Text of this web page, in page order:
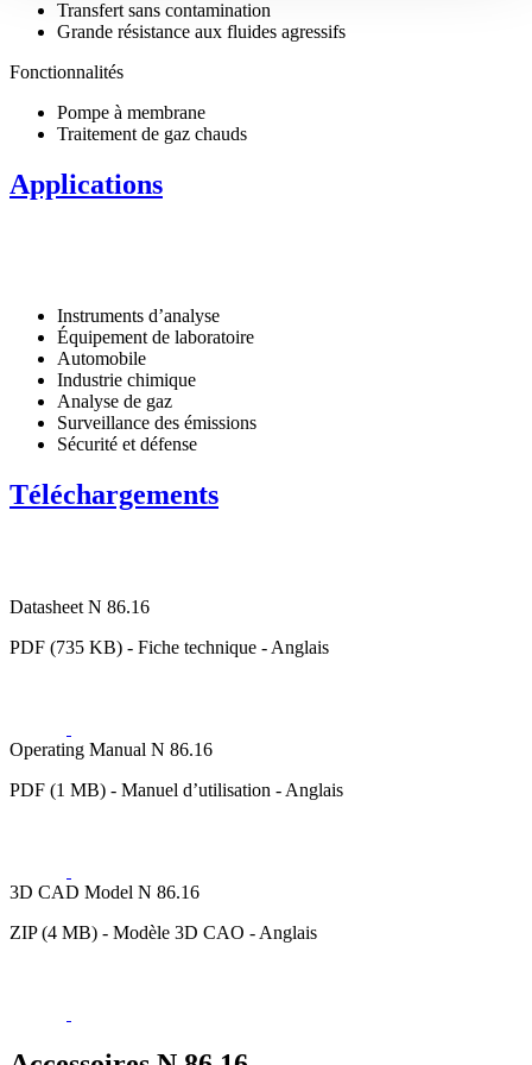
Transfert sans contamination
Grande résistance aux fluides agressifs
Fonctionnalités
Pompe à membrane
Traitement de gaz chauds
Applications
Instruments d’analyse
Équipement de laboratoire
Automobile
Industrie chimique
Analyse de gaz
Surveillance des émissions
Sécurité et défense
Téléchargements
Datasheet N 86.16
PDF (735 KB) - Fiche technique - Anglais
Operating Manual N 86.16
PDF (1 MB) - Manuel d’utilisation - Anglais
3D CAD Model N 86.16
ZIP (4 MB) - Modèle 3D CAO - Anglais